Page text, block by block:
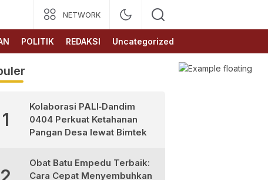
NETWORK
POLITIK REDAKSI Uncategorized
1
Kolaborasi PALI‑Dandim
0404 Perkuat Ketahanan
Pangan Desa lewat Bimtek
2
Obat Batu Empedu Terbaik:
Cara Cepat Menyembuhkan